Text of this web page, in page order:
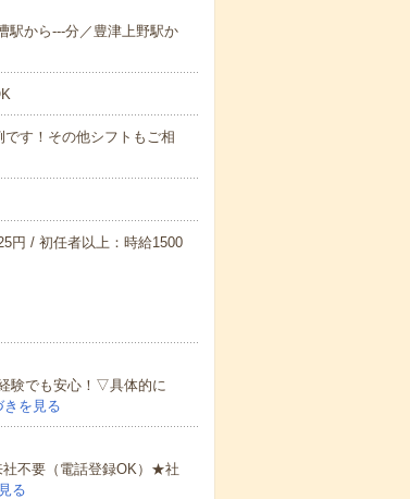
駅から---分／豊津上野駅か
す！その他シフトもご相
円 / 初任者以上：時給1500
験でも安心！▽具体的に
きを見る
不要（電話登録OK）★社
る